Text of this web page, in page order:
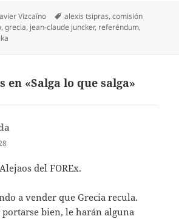
Vizcaíno Etiquetas
alexis tsipras,comisión
,grecia, jean-claude juncker, referéndum,
en «Salga lo que salga»
del FOREx.
a vender que Grecia recula.
bien, le harán alguna